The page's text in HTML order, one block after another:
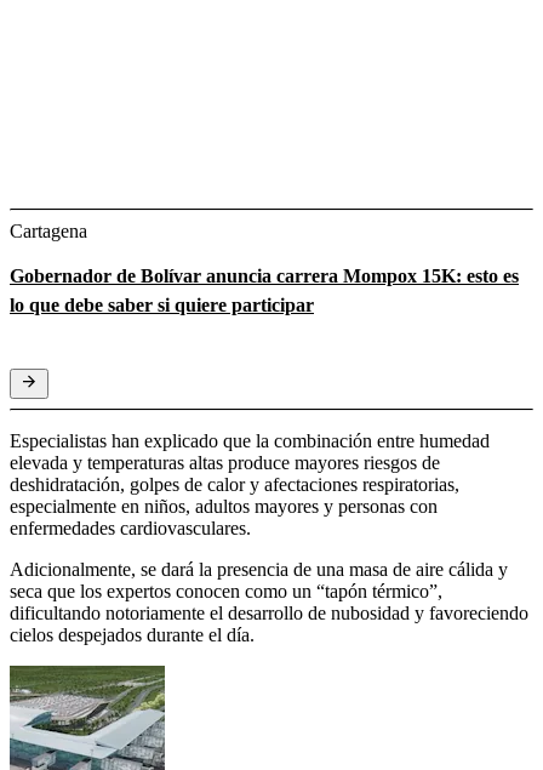
Cartagena
Gobernador de Bolívar anuncia carrera Mompox 15K: esto es
lo que debe saber si quiere participar
Especialistas han explicado que la combinación entre humedad
elevada y temperaturas altas produce mayores riesgos de
deshidratación, golpes de calor y afectaciones respiratorias,
especialmente en niños, adultos mayores y personas con
enfermedades cardiovasculares.
Adicionalmente, se dará la presencia de una masa de aire cálida y
seca que los expertos conocen como un “tapón térmico”,
dificultando notoriamente el desarrollo de nubosidad y favoreciendo
cielos despejados durante el día.